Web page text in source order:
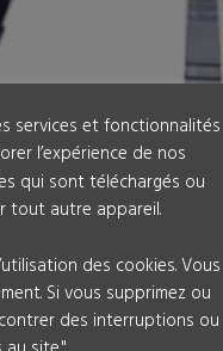
services et fonctionnalités
l’expérience de nos
qui sont téléchargés ou
tout autre appareil.
des cookies. Vous
Si vous supprimez ou
des interruptions ou